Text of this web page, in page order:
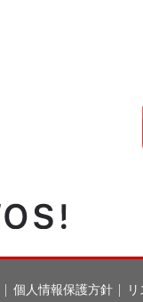
個人情報保護方針